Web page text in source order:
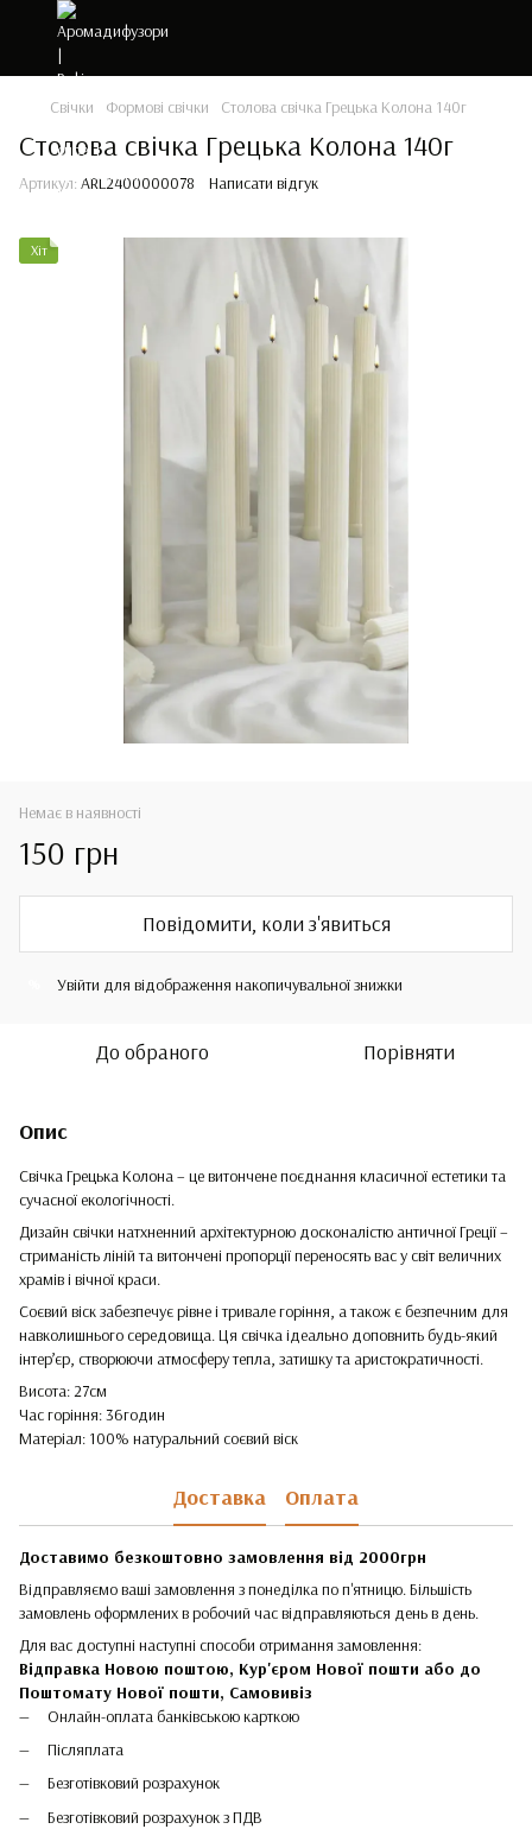
Свічки Формові свічки Столова свічка Грецька Колона 140г
Столова свічка Грецька Колона 140г
Артикул: ARL2400000078 Написати відгук
Хіт
Немає в наявності
150 грн
Повідомити, коли з'явиться
Увійти для відображення накопичувальної знижки
До обраного Порівняти
Опис
Свічка Грецька Колона – це витончене поєднання класичної естетики та
сучасної екологічності.
Дизайн свічки натхненний архітектурною досконалістю античної Греції –
стриманість ліній та витончені пропорції переносять вас у світ величних
храмів і вічної краси.
Соєвий віск забезпечує рівне і тривале горіння, а також є безпечним для
навколишнього середовища. Ця свічка ідеально доповнить будь-який
інтер’єр, створюючи атмосферу тепла, затишку та аристократичності.
Висота: 27см
Час горіння: 36годин
Матеріал: 100% натуральний соєвий віск
Доставка Оплата
Доставимо безкоштовно замовлення від 2000грн
Відправляємо ваші замовлення з понеділка по п'ятницю. Більшість
замовлень оформлених в робочий час відправляються день в день.
Для вас доступні наступні способи отримання замовлення:
Відправка Новою поштою, Кур'єром Нової пошти або до
Поштомату Нової пошти, Самовивіз
Онлайн-оплата банківською карткою
Післяплата
Безготівковий розрахунок
Безготівковий розрахунок з ПДВ